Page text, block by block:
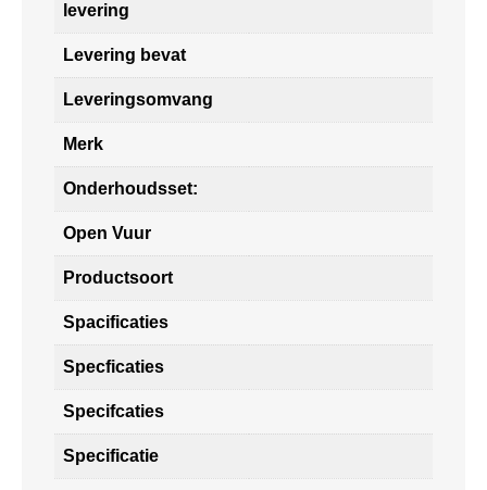
levering
Levering bevat
Leveringsomvang
Merk
Onderhoudsset:
Open Vuur
Productsoort
Spacificaties
Specficaties
Specifcaties
Specificatie